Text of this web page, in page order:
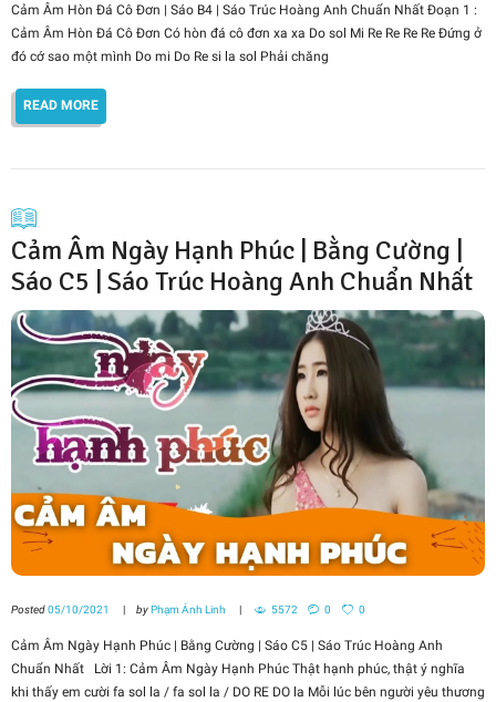
Cảm Âm Hòn Đá Cô Đơn | Sáo B4 | Sáo Trúc Hoàng Anh Chuẩn Nhất Đoạn 1 :
Cảm Âm Hòn Đá Cô Đơn Có hòn đá cô đơn xa xa Do sol Mi Re Re Re Re Đứng ở
đó cớ sao một mình Do mi Do Re si la sol Phải chăng
READ MORE
Cảm Âm Ngày Hạnh Phúc | Bằng Cường |
Sáo C5 | Sáo Trúc Hoàng Anh Chuẩn Nhất
Posted05/10/2021 by Phạm Ánh Linh 5572 0 0
Cảm Âm Ngày Hạnh Phúc | Bằng Cường | Sáo C5 | Sáo Trúc Hoàng Anh
Chuẩn Nhất Lời 1: Cảm Âm Ngày Hạnh Phúc Thật hạnh phúc, thật ý nghĩa
khi thấy em cười fa sol la / fa sol la / DO RE DO la Mỗi lúc bên người yêu thương